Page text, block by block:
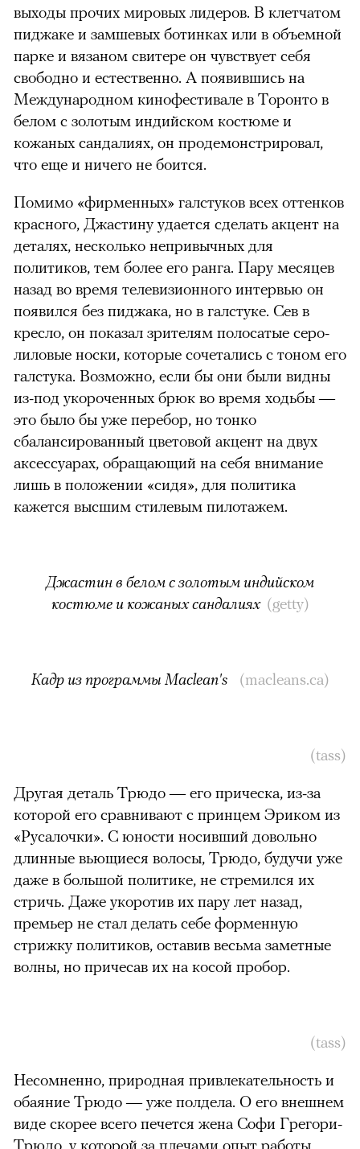
выходы прочих мировых лидеров. В клетчатом
пиджаке и замшевых ботинках или в объемной
парке и вязаном свитере он чувствует себя
свободно и естественно. А появившись на
Международном кинофестивале в Торонто в
белом с золотым индийском костюме и
кожаных сандалиях, он продемонстрировал,
что еще и ничего не боится.
Помимо «фирменных» галстуков всех оттенков
красного, Джастину удается сделать акцент на
деталях, несколько непривычных для
политиков, тем более его ранга. Пару месяцев
назад во время телевизионного интервью он
появился без пиджака, но в галстуке. Сев в
кресло, он показал зрителям полосатые серо-
лиловые носки, которые сочетались с тоном его
галстука. Возможно, если бы они были видны
из-под укороченных брюк во время ходьбы —
это было бы уже перебор, но тонко
сбалансированный цветовой акцент на двух
аксессуарах, обращающий на себя внимание
лишь в положении «сидя», для политика
кажется высшим стилевым пилотажем.
Джастин в белом с золотым индийском
костюме и кожаных сандалиях (getty)
Кадр из программы Maclean's (macleans.ca)
(tass)
Другая деталь Трюдо — его прическа, из-за
которой его сравнивают с принцем Эриком из
«Русалочки». С юности носивший довольно
длинные вьющиеся волосы, Трюдо, будучи уже
даже в большой политике, не стремился их
стричь. Даже укоротив их пару лет назад,
премьер не стал делать себе форменную
стрижку политиков, оставив весьма заметные
волны, но причесав их на косой пробор.
(tass)
Несомненно, природная привлекательность и
обаяние Трюдо — уже полдела. О его внешнем
виде скорее всего печется жена Софи Грегори-
Трюдо, у которой за плечами опыт работы